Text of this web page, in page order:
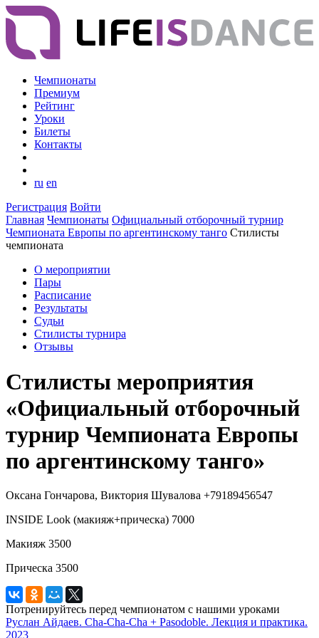
Чемпионаты
Премиум
Рейтинг
Уроки
Билеты
Контакты
ru en
Регистрация Войти
Главная Чемпионаты Официальный отборочный турнир
Чемпионата Европы по аргентинскому танго Стилисты
чемпионата
О мероприятии
Пары
Расписание
Результаты
Судьи
Стилисты турнира
Отзывы
Стилисты мероприятия
«Официальный отборочный
турнир Чемпионата Европы
по аргентинскому танго»
Оксана Гончарова, Виктория Шувалова +79189456547
INSIDE Look (макияж+прическа) 7000
Макияж 3500
Прическа 3500
Потренируйтесь перед чемпионатом с нашими уроками
Руслан Айдаев. Cha-Cha-Cha + Pasodoble. Лекция и практика.
2023